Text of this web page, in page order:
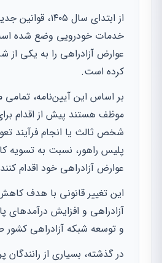
از ابتدای سال ۱۴۰۵،
خدمات خودرویی وضع شده
عوارض آزادراهی را به یکی از
کرده است.
بر اساس این آیین‌نامه، تمامی
موظف هستند پیش از اقدام
شخص ثالث یا انجام فرآیند
پلیس راهور، نسبت به تسویه
عوارض آزادراهی خود اقدام
این تغییر قانونی با هدف
آزادراهی و افزایش درآمدهای
و توسعه شبکه آزادراهی
در گذشته، بسیاری از